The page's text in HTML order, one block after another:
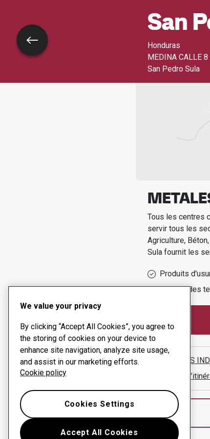
San
Honduras
MEDINA CALLE 8
San Pedro Sula
Tous les centres
servir tous les
Agriculture,
Sulafournit les
Produits
Gestion des
METALES
Afficher
Retour
We value your privacy
By clicking “Accept All Cookies”, you agree to
the storing of cookies on your device to
enhance site navigation, analyze site usage,
and assist in our marketing efforts.
Cookie policy
Accept All Cookies
Cookies Settings